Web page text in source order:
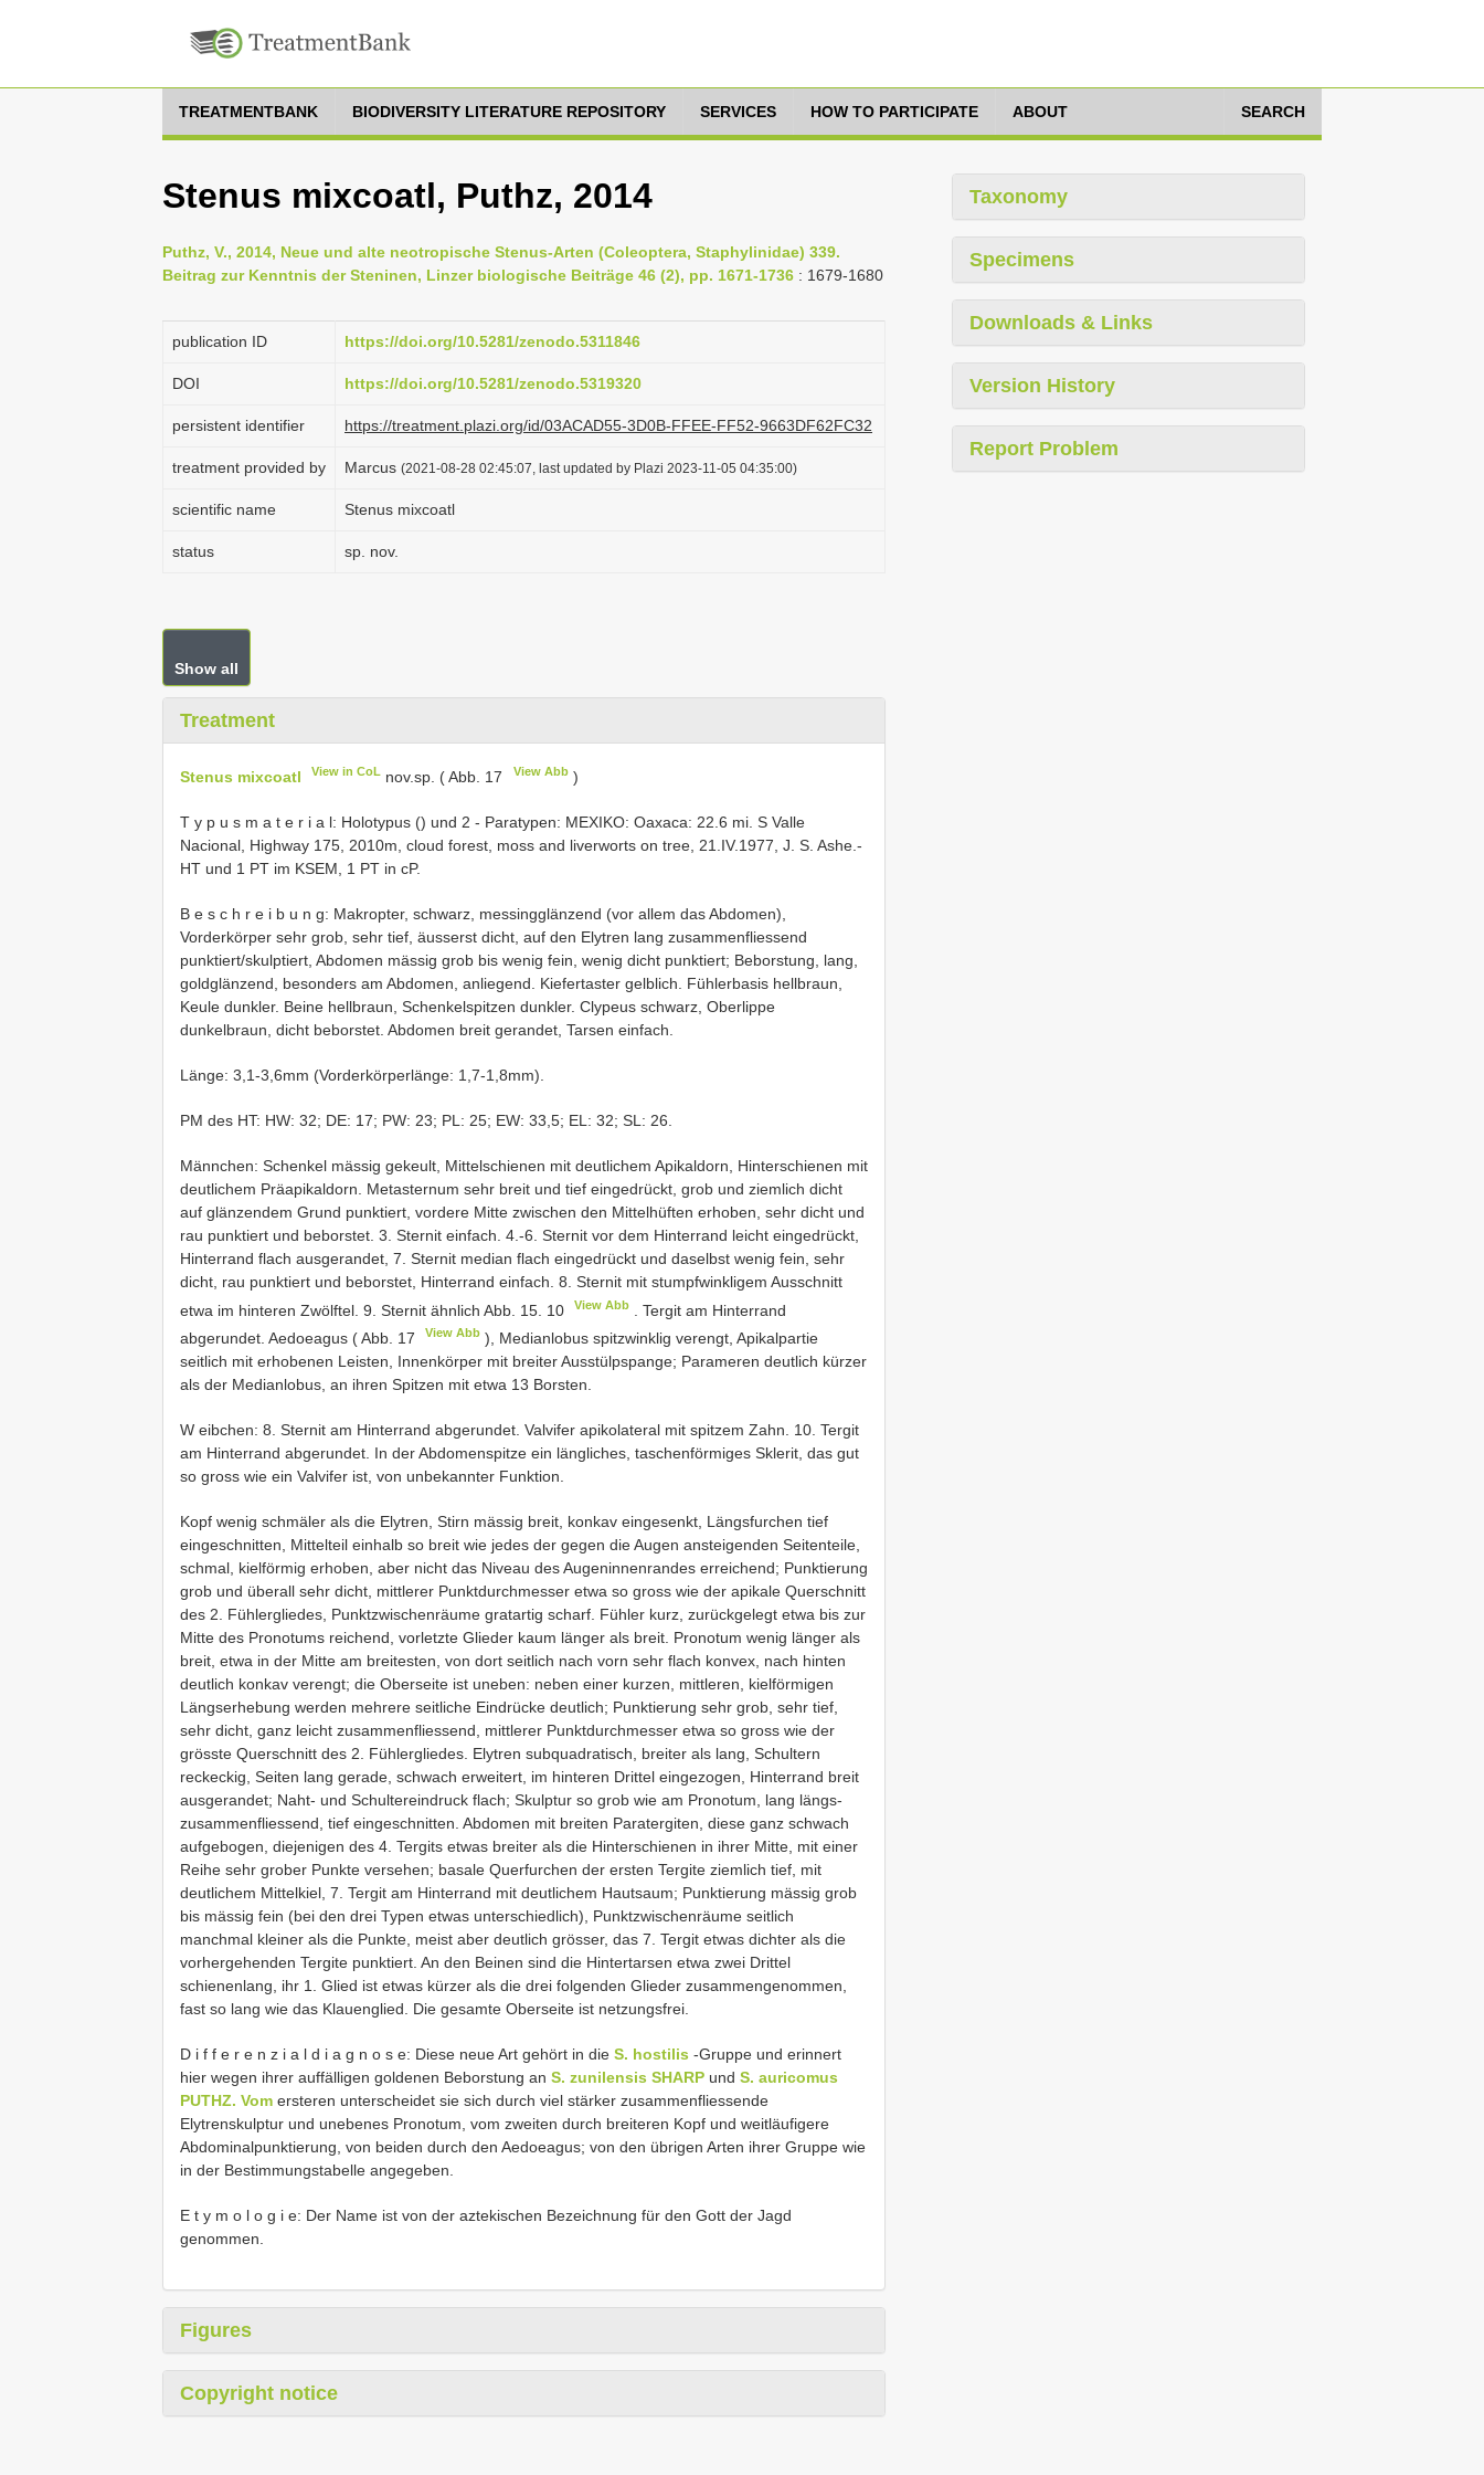
TREATMENTBANK BIODIVERSITY LITERATURE REPOSITORY SERVICES HOW TO PARTICIPATE ABOUT SEARCH
Stenus mixcoatl, Puthz, 2014
Puthz, V., 2014, Neue und alte neotropische Stenus-Arten (Coleoptera, Staphylinidae) 339.
Beitrag zur Kenntnis der Steninen, Linzer biologische Beiträge 46 (2), pp. 1671-1736 : 1679-1680
publication ID https://doi.org/10.5281/zenodo.5311846
DOI https://doi.org/10.5281/zenodo.5319320
persistent identifier https://treatment.plazi.org/id/03ACAD55-3D0B-FFEE-FF52-9663DF62FC32
treatment provided by Marcus (2021-08-28 02:45:07, last updated by Plazi 2023-11-05 04:35:00)
scientific name Stenus mixcoatl
status sp. nov.
Show all
Treatment
Stenus mixcoatl View in CoL nov.sp. ( Abb. 17 View Abb)
T y p u s m a t e r i a l: Holotypus () und 2 - Paratypen: MEXIKO: Oaxaca: 22.6 mi. S Valle
Nacional, Highway 175, 2010m, cloud forest, moss and liverworts on tree, 21.IV.1977, J. S. Ashe.-
HT und 1 PT im KSEM, 1 PT in cP.
B e s c h r e i b u n g: Makropter, schwarz, messingglänzend (vor allem das Abdomen),
Vorderkörper sehr grob, sehr tief, äusserst dicht, auf den Elytren lang zusammenfliessend
punktiert/skulptiert, Abdomen mässig grob bis wenig fein, wenig dicht punktiert; Beborstung, lang,
goldglänzend, besonders am Abdomen, anliegend. Kiefertaster gelblich. Fühlerbasis hellbraun,
Keule dunkler. Beine hellbraun, Schenkelspitzen dunkler. Clypeus schwarz, Oberlippe
dunkelbraun, dicht beborstet. Abdomen breit gerandet, Tarsen einfach.
Länge: 3,1-3,6mm (Vorderkörperlänge: 1,7-1,8mm).
PM des HT: HW: 32; DE: 17; PW: 23; PL: 25; EW: 33,5; EL: 32; SL: 26.
Männchen: Schenkel mässig gekeult, Mittelschienen mit deutlichem Apikaldorn, Hinterschienen mit
deutlichem Präapikaldorn. Metasternum sehr breit und tief eingedrückt, grob und ziemlich dicht
auf glänzendem Grund punktiert, vordere Mitte zwischen den Mittelhüften erhoben, sehr dicht und
rau punktiert und beborstet. 3. Sternit einfach. 4.-6. Sternit vor dem Hinterrand leicht eingedrückt,
Hinterrand flach ausgerandet, 7. Sternit median flach eingedrückt und daselbst wenig fein, sehr
dicht, rau punktiert und beborstet, Hinterrand einfach. 8. Sternit mit stumpfwinkligem Ausschnitt
etwa im hinteren Zwölftel. 9. Sternit ähnlich Abb. 15. 10
View Abb
. Tergit am Hinterrand
abgerundet. Aedoeagus ( Abb. 17
View Abb ), Medianlobus spitzwinklig verengt, Apikalpartie
seitlich mit erhobenen Leisten, Innenkörper mit breiter Ausstülpspange; Parameren deutlich kürzer
als der Medianlobus, an ihren Spitzen mit etwa 13 Borsten.
W eibchen: 8. Sternit am Hinterrand abgerundet. Valvifer apikolateral mit spitzem Zahn. 10. Tergit
am Hinterrand abgerundet. In der Abdomenspitze ein längliches, taschenförmiges Sklerit, das gut
so gross wie ein Valvifer ist, von unbekannter Funktion.
Kopf wenig schmäler als die Elytren, Stirn mässig breit, konkav eingesenkt, Längsfurchen tief
eingeschnitten, Mittelteil einhalb so breit wie jedes der gegen die Augen ansteigenden Seitenteile,
schmal, kielförmig erhoben, aber nicht das Niveau des Augeninnenrandes erreichend; Punktierung
grob und überall sehr dicht, mittlerer Punktdurchmesser etwa so gross wie der apikale Querschnitt
des 2. Fühlergliedes, Punktzwischenräume gratartig scharf. Fühler kurz, zurückgelegt etwa bis zur
Mitte des Pronotums reichend, vorletzte Glieder kaum länger als breit. Pronotum wenig länger als
breit, etwa in der Mitte am breitesten, von dort seitlich nach vorn sehr flach konvex, nach hinten
deutlich konkav verengt; die Oberseite ist uneben: neben einer kurzen, mittleren, kielförmigen
Längserhebung werden mehrere seitliche Eindrücke deutlich; Punktierung sehr grob, sehr tief,
sehr dicht, ganz leicht zusammenfliessend, mittlerer Punktdurchmesser etwa so gross wie der
grösste Querschnitt des 2. Fühlergliedes. Elytren subquadratisch, breiter als lang, Schultern
reckeckig, Seiten lang gerade, schwach erweitert, im hinteren Drittel eingezogen, Hinterrand breit
ausgerandet; Naht- und Schultereindruck flach; Skulptur so grob wie am Pronotum, lang längs-
zusammenfliessend, tief eingeschnitten. Abdomen mit breiten Paratergiten, diese ganz schwach
aufgebogen, diejenigen des 4. Tergits etwas breiter als die Hinterschienen in ihrer Mitte, mit einer
Reihe sehr grober Punkte versehen; basale Querfurchen der ersten Tergite ziemlich tief, mit
deutlichem Mittelkiel, 7. Tergit am Hinterrand mit deutlichem Hautsaum; Punktierung mässig grob
bis mässig fein (bei den drei Typen etwas unterschiedlich), Punktzwischenräume seitlich
manchmal kleiner als die Punkte, meist aber deutlich grösser, das 7. Tergit etwas dichter als die
vorhergehenden Tergite punktiert. An den Beinen sind die Hintertarsen etwa zwei Drittel
schienenlang, ihr 1. Glied ist etwas kürzer als die drei folgenden Glieder zusammengenommen,
fast so lang wie das Klauenglied. Die gesamte Oberseite ist netzungsfrei.
D i f f e r e n z i a l d i a g n o s e: Diese neue Art gehört in die S. hostilis -Gruppe und erinnert
hier wegen ihrer auffälligen goldenen Beborstung an S. zunilensis SHARP und S. auricomus
PUTHZ. Vom ersteren unterscheidet sie sich durch viel stärker zusammenfliessende
Elytrenskulptur und unebenes Pronotum, vom zweiten durch breiteren Kopf und weitläufigere
Abdominalpunktierung, von beiden durch den Aedoeagus; von den übrigen Arten ihrer Gruppe wie
in der Bestimmungstabelle angegeben.
E t y m o l o g i e: Der Name ist von der aztekischen Bezeichnung für den Gott der Jagd
genommen.
Figures
Copyright notice
Taxonomy
Specimens
Downloads & Links
Version History
Report Problem